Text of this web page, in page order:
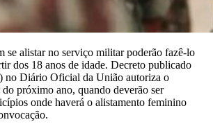
se alistar no serviço militar poderão fazê-lo
dos 18 anos de idade. Decreto publicado
no Diário Oficial da União autoriza o
próximo ano, quando deverão ser
onde haverá o alistamento feminino